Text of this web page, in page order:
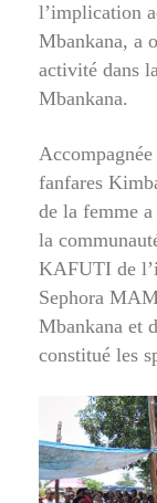
l’implication
Mbankana, a
activité dans
Mbankana.
fanfares
de la femme
la
KAFUTI de
Sephora
Mbankana et
constitué les